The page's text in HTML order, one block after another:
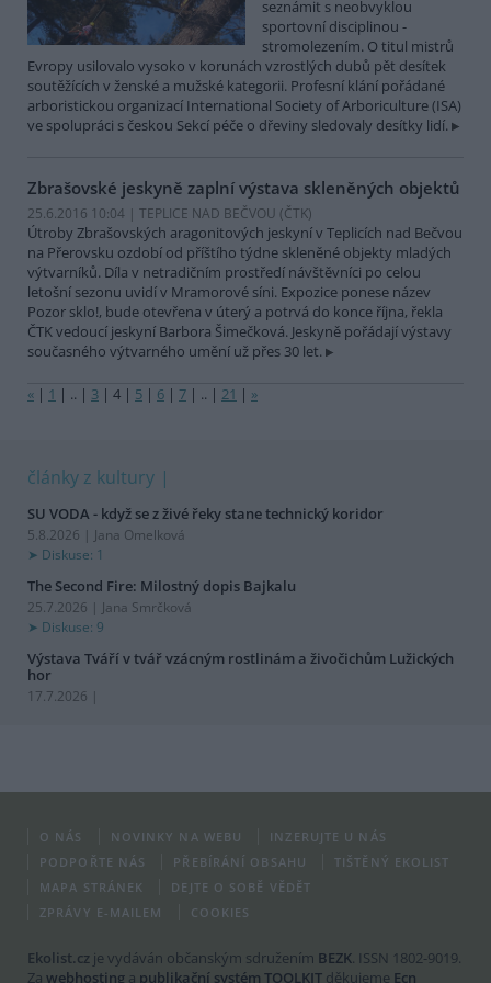
seznámit s neobvyklou
sportovní disciplinou -
stromolezením. O titul mistrů
Evropy usilovalo vysoko v korunách vzrostlých dubů pět desítek
soutěžících v ženské a mužské kategorii. Profesní klání pořádané
arboristickou organizací International Society of Arboriculture (ISA)
ve spolupráci s českou Sekcí péče o dřeviny sledovaly desítky lidí.
Zbrašovské jeskyně zaplní výstava skleněných objektů
25.6.2016 10:04 | TEPLICE NAD BEČVOU (ČTK)
Útroby Zbrašovských aragonitových jeskyní v Teplicích nad Bečvou
na Přerovsku ozdobí od příštího týdne skleněné objekty mladých
výtvarníků. Díla v netradičním prostředí návštěvníci po celou
letošní sezonu uvidí v Mramorové síni. Expozice ponese název
Pozor sklo!, bude otevřena v úterý a potrvá do konce října, řekla
ČTK vedoucí jeskyní Barbora Šimečková. Jeskyně pořádají výstavy
současného výtvarného umění už přes 30 let.
« | 1 | .. | 3 | 4 | 5 | 6 | 7 | .. | 21 | »
články z kultury
SU VODA - když se z živé řeky stane technický koridor
5.8.2026 | Jana Omelková
Diskuse: 1
The Second Fire: Milostný dopis Bajkalu
25.7.2026 | Jana Smrčková
Diskuse: 9
Výstava Tváří v tvář vzácným rostlinám a živočichům Lužických
hor
17.7.2026 |
O NÁS NOVINKY NA WEBU
INZERUJTE U NÁS
PODPOŘTE NÁS
PŘEBÍRÁNÍ OBSAHU
TIŠTĚNÝ EKOLIST
MAPA STRÁNEK
DEJTE O SOBĚ VĚDĚT
ZPRÁVY E-MAILEM
COOKIES
Ekolist.cz je vydáván občanským sdružením BEZK. ISSN 1802-9019.
Za webhosting a publikační systém TOOLKIT děkujeme Ecn